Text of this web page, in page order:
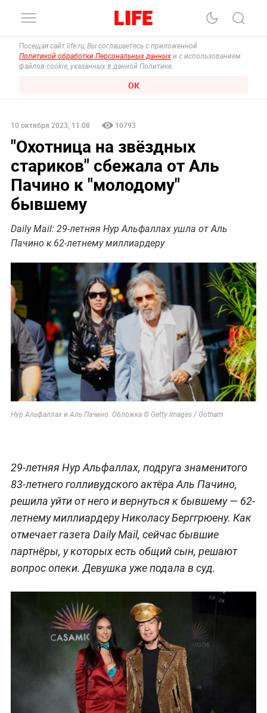
Посещая сайт life.ru, Вы соглашаетесь с приложенной
Политикой обработки Персональных данных и с использованием
файлов cookie, указанных в данной Политике.
ОК
10 октября 2023, 11:08 10793
"Охотница на звёздных
стариков" сбежала от Аль
Пачино к "молодому"
бывшему
Daily Mail: 29-летняя Нур Альфаллах ушла от Аль
Пачино к 62-летнему миллиардеру
Нур Альфаллах и Аль Пачино. Обложка © Getty Images / Gotham
29-летняя Нур Альфаллах, подруга знаменитого
83-летнего голливудского актёра Аль Пачино,
решила уйти от него и вернуться к бывшему — 62-
летнему миллиардеру Николасу Берггрюену. Как
отмечает газета Daily Mail, сейчас бывшие
партнёры, у которых есть общий сын, решают
вопрос опеки. Девушка уже подала в суд.